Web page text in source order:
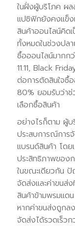
ในฝั่งผู้บริโภค ผล
แปซิฟิกยังคงแข็
สินค้าออนไลน์คิด
ทั้งหมดในช่วงปล
ซื้อออนไลน์มากก
11.11, Black
ต่อการตัดสินใจซื้
80% ยอมรับว่าช่
เลือกซื้อสินค้า
อย่างไรก็ตาม ผู้บ
ประสบการณ์การ
แบรนด์สินค้า โดย
ประสิทธิภาพของ
ในขณะเดียวกัน
จัดส่งและค่าขนส่
สินค้าข้ามพรมแด
หากค่าขนส่งถูกล
จัดส่งได้รวดเร็วก